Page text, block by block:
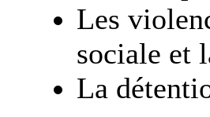
Les
sociale et
La